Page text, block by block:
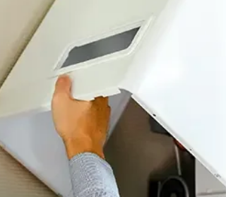
Recreio dos Bandeirantes, Itanhangá, Joá e
bairros adjacentes com total pontualidade e